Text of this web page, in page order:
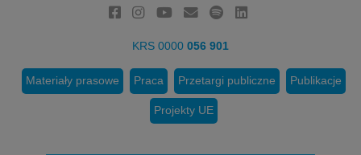
KRS 0000 056 901
Materiały prasowe Praca Przetargi publiczne Publikacje
Projekty UE